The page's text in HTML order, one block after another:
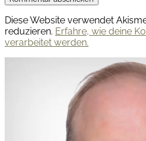
Diese Website verwendet
reduzieren. Erfahre, wie deine
verarbeitet werden.